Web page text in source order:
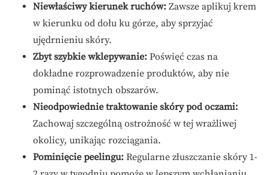
Niewłaściwy kierunek ruchów: Zawsze aplikuj krem
w kierunku od dołu ku górze, aby sprzyjać
ujędrnieniu skóry.
Zbyt szybkie wklepywanie: Poświęć czas na
dokładne rozprowadzenie produktów, aby nie
pominąć istotnych obszarów.
Nieodpowiednie traktowanie skóry pod oczami:
Zachowaj szczególną ostrożność w tej wrażliwej
okolicy, unikając rozciągania.
Pominięcie peelingu: Regularne złuszczanie skóry 1-